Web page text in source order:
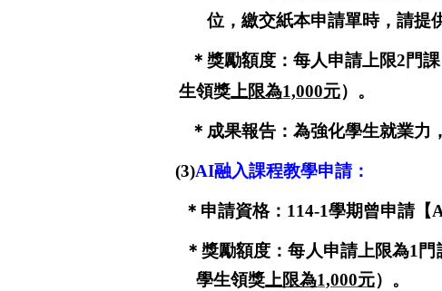
位 ，繳交紙本申請單時，請提
＊獎勵額度： 每人申請上限2門課
生領獎上限為1,000元）。
＊成果報告： 為強化學生就業力
(3)AI融入課程教學申請：
＊ 申請資格： 114-1學期曾申請【
＊獎勵額度：每人申請上限為1門
學生領獎上限為1,000元）。